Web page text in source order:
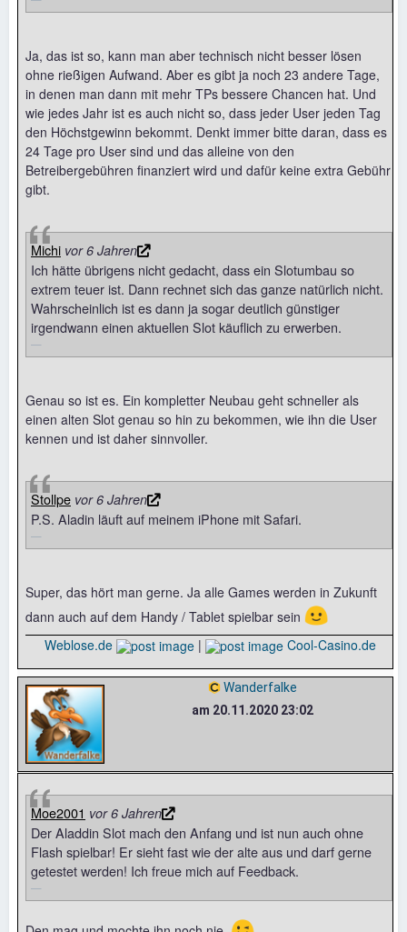
Ja, das ist so, kann man aber technisch nicht besser lösen
ohne rießigen Aufwand. Aber es gibt ja noch 23 andere Tage,
in denen man dann mit mehr TPs bessere Chancen hat. Und
wie jedes Jahr ist es auch nicht so, dass jeder User jeden Tag
den Höchstgewinn bekommt. Denkt immer bitte daran, dass es
24 Tage pro User sind und das alleine von den
Betreibergebühren finanziert wird und dafür keine extra Gebühr
gibt.
Michi vor 6 Jahren
Ich hätte übrigens nicht gedacht, dass ein Slotumbau so
extrem teuer ist. Dann rechnet sich das ganze natürlich nicht.
Wahrscheinlich ist es dann ja sogar deutlich günstiger
irgendwann einen aktuellen Slot käuflich zu erwerben.
Genau so ist es. Ein kompletter Neubau geht schneller als
einen alten Slot genau so hin zu bekommen, wie ihn die User
kennen und ist daher sinnvoller.
Stollpe vor 6 Jahren
P.S. Aladin läuft auf meinem iPhone mit Safari.
Super, das hört man gerne. Ja alle Games werden in Zukunft
dann auch auf dem Handy / Tablet spielbar sein 🙂
Weblose.de | Cool-Casino.de
Wanderfalke
am 20.11.2020 23:02
Moe2001 vor 6 Jahren
Der Aladdin Slot mach den Anfang und ist nun auch ohne
Flash spielbar! Er sieht fast wie der alte aus und darf gerne
getestet werden! Ich freue mich auf Feedback.